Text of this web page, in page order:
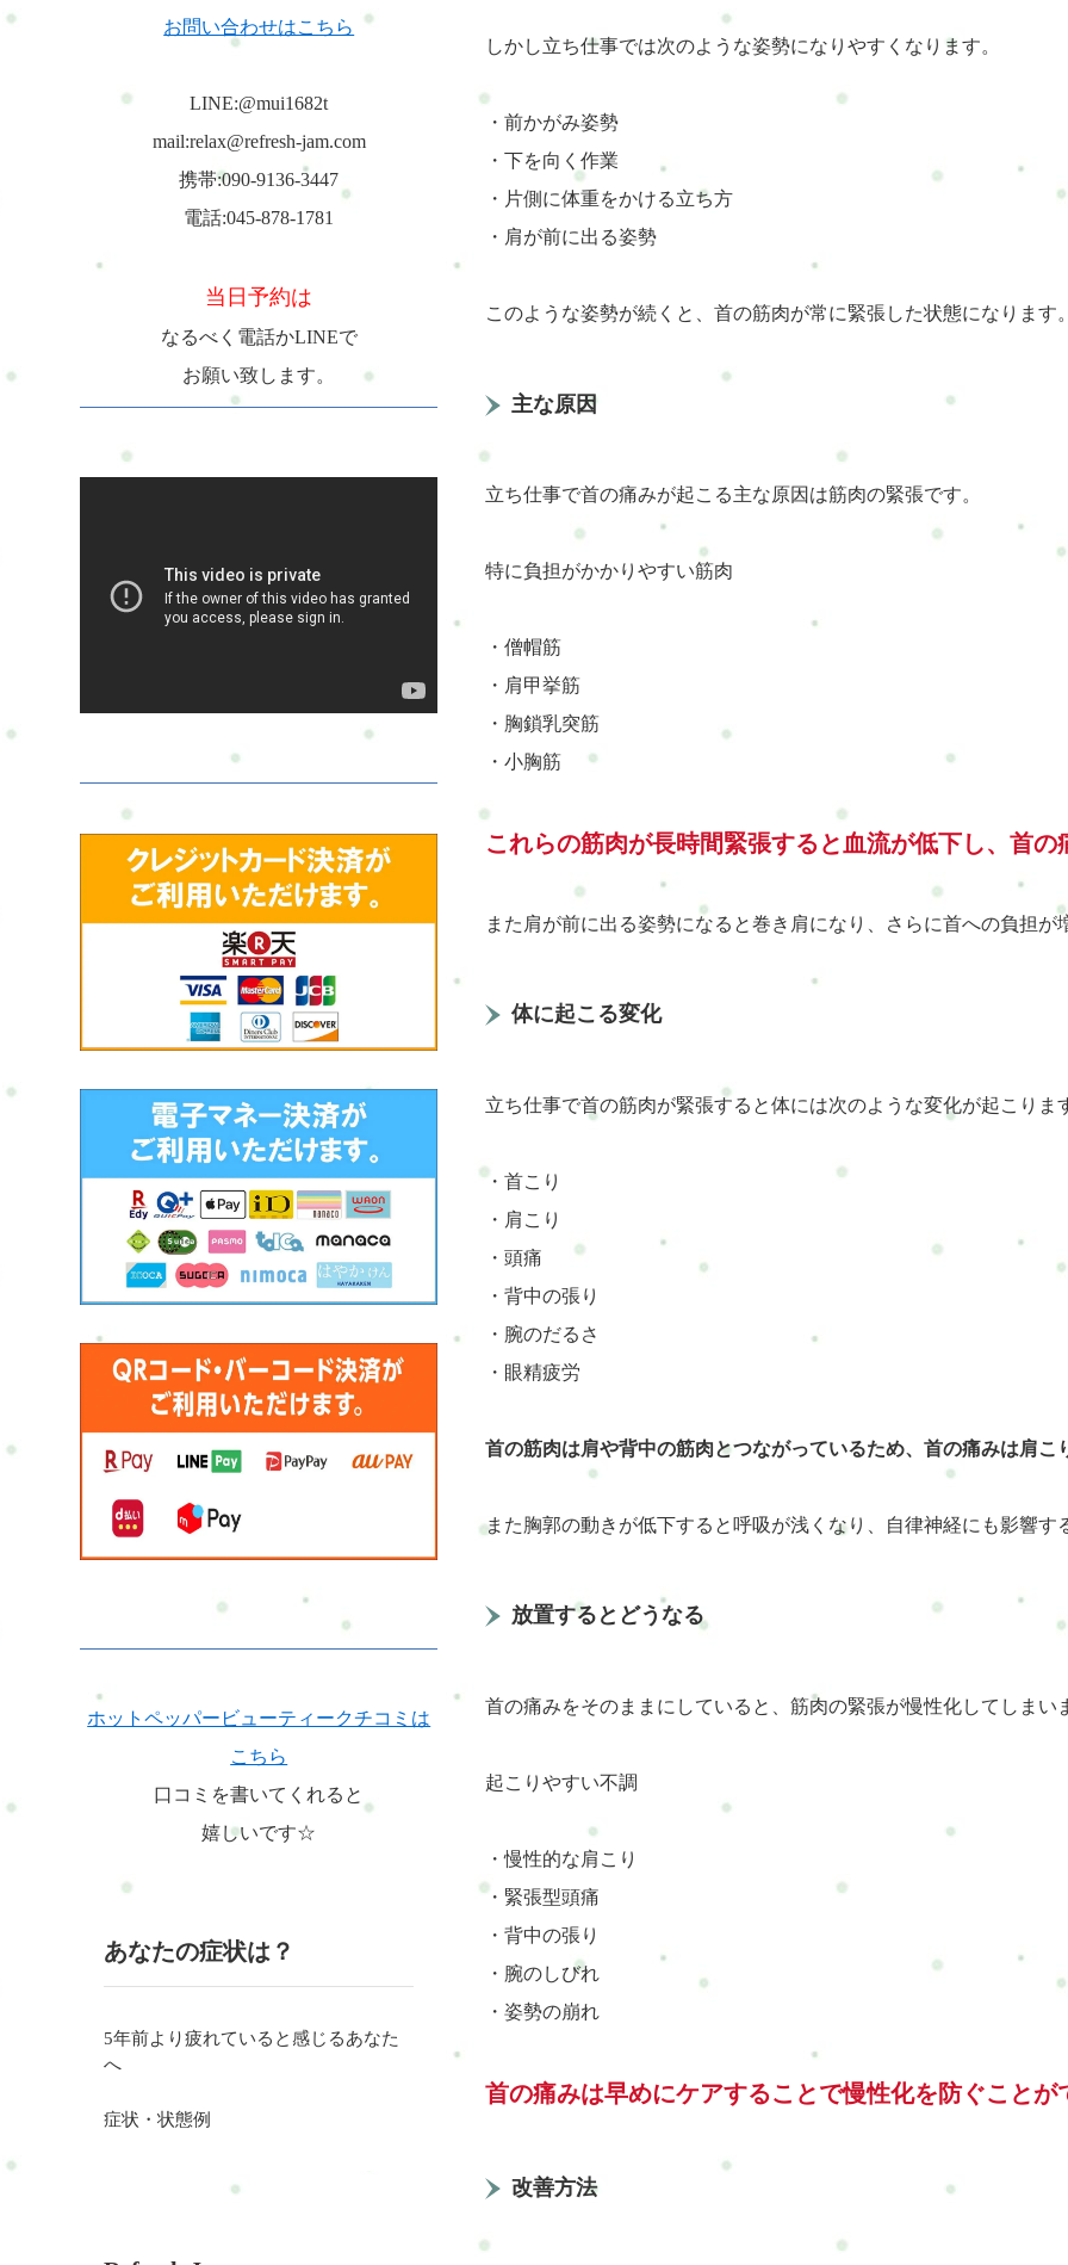
しかし立ち仕事では次のような姿勢になりやすくなります。
・前かがみ姿勢
・下を向く作業
・片側に体重をかける立ち方
・肩が前に出る姿勢
このような姿勢が続くと、首の筋肉が常に緊張した状態になります
主な原因
立ち仕事で首の痛みが起こる主な原因は筋肉の緊張です。
特に負担がかかりやすい筋肉
・僧帽筋
・肩甲挙筋
・胸鎖乳突筋
・小胸筋
これらの筋肉が長時間緊張すると血流が低下し、首
また肩が前に出る姿勢になると巻き肩になり、さらに首への負担が
体に起こる変化
立ち仕事で首の筋肉が緊張すると体には次のような変化が起こりま
・首こり
・肩こり
・頭痛
・背中の張り
・腕のだるさ
・眼精疲労
首の筋肉は肩や背中の筋肉とつながっているため、首の痛みは肩こ
また胸郭の動きが低下すると呼吸が浅くなり、自律神経にも影響す
放置するとどうなる
首の痛みをそのままにしていると、筋肉の緊張が慢性化してしまい
起こりやすい不調
・慢性的な肩こり
・緊張型頭痛
・背中の張り
・腕のしびれ
・姿勢の崩れ
首の痛みは早めにケアすることで慢性化を防ぐことが
改善方法
お問い合わせはこちら
LINE:@mui1682t
mail:relax@refresh-jam.com
携帯:090-9136-3447
電話:045-878-1781
当日予約は
なるべく電話かLINEで
お願い致します。
ホットペッパービューティークチコミは
こちら
口コミを書いてくれると
嬉しいです☆
あなたの症状は？
5年前より疲れていると感じるあなた
へ
症状・状態例